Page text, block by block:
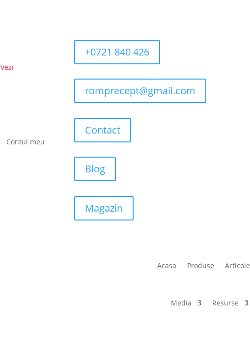
Vezi
Contul meu
+0721 840 426
romprecept@gmail.com
Contact
Blog
Magazin
Acasa Produse Articole
Media Resurse